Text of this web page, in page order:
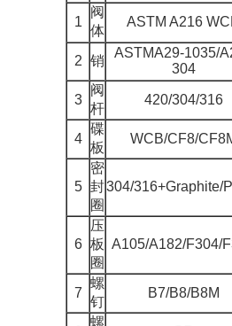
1
阀
体
ASTM A216
2 销
ASTMA29-1035/
304
3
阀
杆
420/304/316
4
碟
板
WCB/CF8/
5
密
封
圈
304/316+Graphite/
6
压
板
圈
A105/A182/F304/
7
螺
钉
B7/B8/B8M
螺